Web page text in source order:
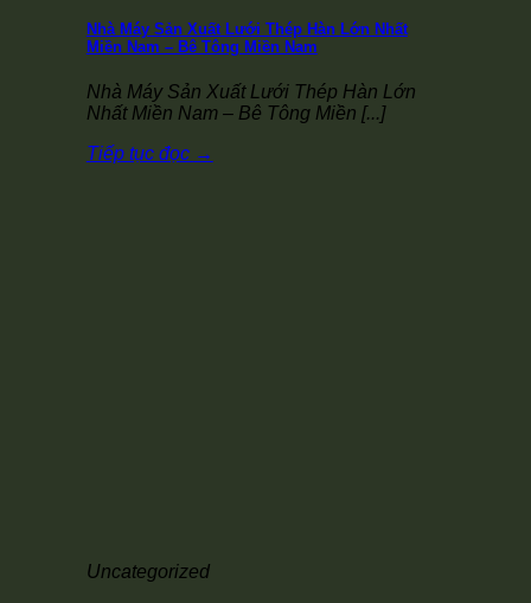
Nhà Máy Sản Xuất Lưới Thép Hàn Lớn Nhất
Miền Nam – Bê Tông Miền Nam
Nhà Máy Sản Xuất Lưới Thép Hàn Lớn
Nhất Miền Nam – Bê Tông Miền [...]
Tiếp tục đọc →
Uncategorized